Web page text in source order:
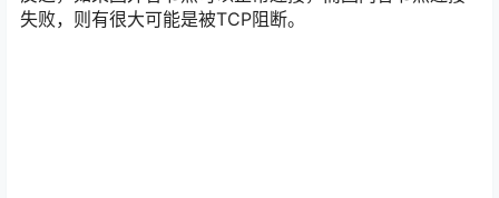
失败，则有很大可能是被TCP阻断。